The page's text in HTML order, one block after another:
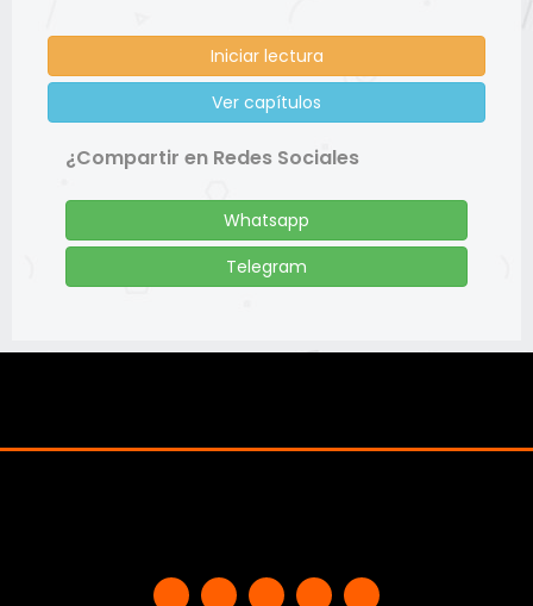
Iniciar lectura
Ver capítulos
¿Compartir en Redes Sociales
Whatsapp
Telegram